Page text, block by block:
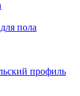
пола
профиль